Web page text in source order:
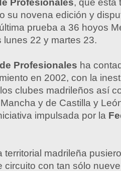
Profesionales, que esta
su novena edición y
prueba a 36 hoyos
lunes 22 y martes 23.
Profesionales ha
en 2002, con la
clubes madrileños así
y de Castilla y
impulsada por la
territorial madrileña
circuito con tan sólo